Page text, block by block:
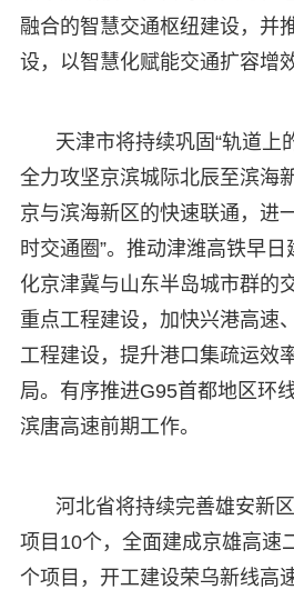
融合的智慧交通枢纽建设，并
设，以智慧化赋能交通扩容增效
天津市将持续巩固“轨道上
全力攻坚京滨城际北辰至滨海
京与滨海新区的快速联通，进
时交通圈”。推动津潍高铁早
化京津冀与山东半岛城市群的
重点工程建设，加快兴港高速
工程建设，提升港口集疏运效
局。有序推进G95首都地区环
滨唐高速前期工作。
河北省将持续完善雄安新
项目10个，全面建成京雄高速
个项目，开工建设荣乌新线高